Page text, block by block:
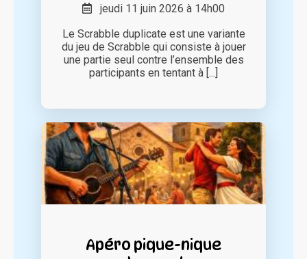
jeudi 11 juin 2026 à 14h00
Le Scrabble duplicate est une variante
du jeu de Scrabble qui consiste à jouer
une partie seul contre l’ensemble des
participants en tentant à [...]
Apéro pique-nique